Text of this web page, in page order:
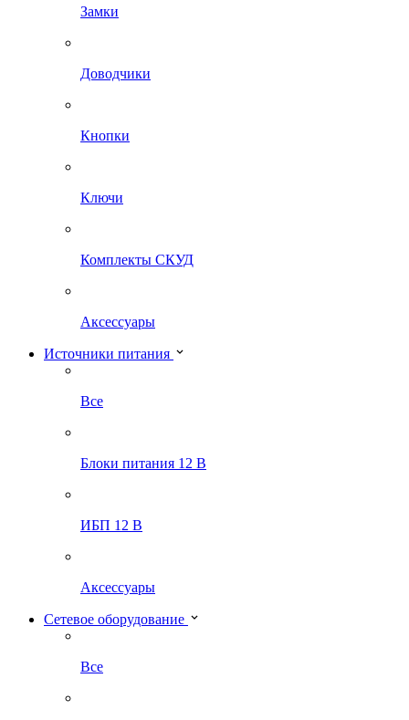
Замки
Доводчики
Кнопки
Ключи
Комплекты СКУД
Аксессуары
Источники питания
Все
Блоки питания 12 В
ИБП 12 В
Аксессуары
Сетевое оборудование
Все